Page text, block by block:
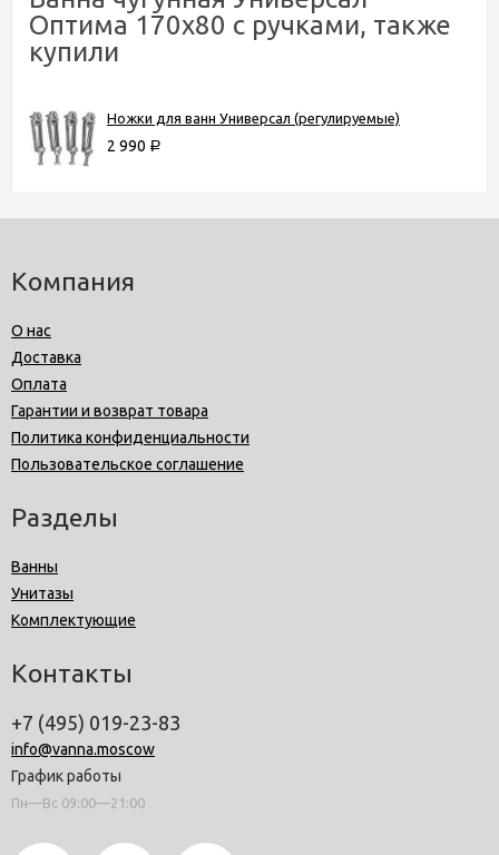
Оптима 170x80 с ручками, также
купили
Ножки для ванн Универсал (регулируемые)
2 990 Р
Компания
О нас
Доставка
Оплата
Гарантии и возврат товара
Политика конфиденциальности
Пользовательское соглашение
Разделы
Ванны
Унитазы
Комплектующие
Контакты
+7 (495) 019-23-83
info@vanna.moscow
График работы
Пн—Вс 09:00—21:00